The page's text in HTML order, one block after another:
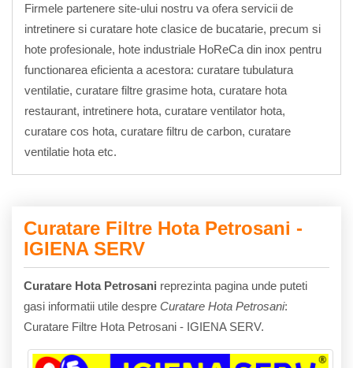
Firmele partenere site-ului nostru va ofera servicii de
intretinere si curatare hote clasice de bucatarie, precum si
hote profesionale, hote industriale HoReCa din inox pentru
functionarea eficienta a acestora: curatare tubulatura
ventilatie, curatare filtre grasime hota, curatare hota
restaurant, intretinere hota, curatare ventilator hota,
curatare cos hota, curatare filtru de carbon, curatare
ventilatie hota etc.
Curatare Filtre Hota Petrosani -
IGIENA SERV
Curatare Hota Petrosani reprezinta pagina unde puteti
gasi informatii utile despre Curatare Hota Petrosani:
Curatare Filtre Hota Petrosani - IGIENA SERV.